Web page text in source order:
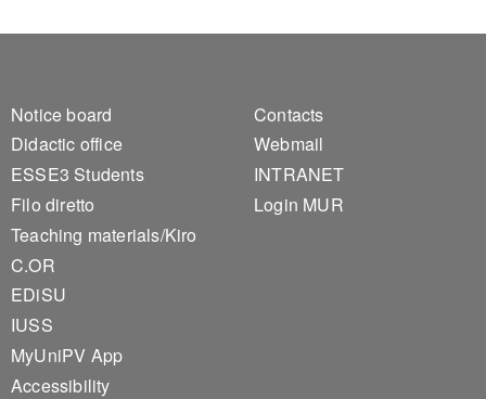
Footer 1
Notice board
Didactic office
ESSE3 Students
Filo diretto
Teaching materials/Kiro
C.OR
EDiSU
IUSS
MyUniPV App
Accessibility
Footer 2
Contacts
Webmail
INTRANET
Login MUR